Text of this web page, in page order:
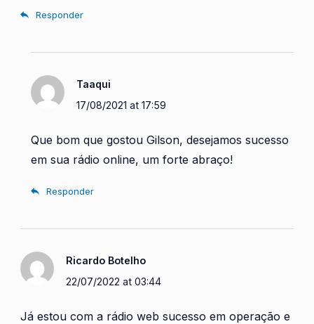
Responder
Taaqui
17/08/2021 at 17:59
Que bom que gostou Gilson, desejamos sucesso
em sua rádio online, um forte abraço!
Responder
Ricardo Botelho
22/07/2022 at 03:44
Já estou com a rádio web sucesso em operação e